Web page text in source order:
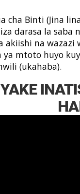
cha Binti (Jina
darasa la saba
akiishi na
ya mtoto huyo
(ukahaba).